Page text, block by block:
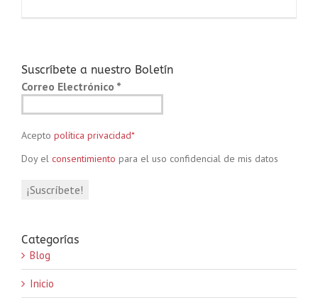
Suscríbete a nuestro Boletín
Correo Electrónico *
Acepto política privacidad*
Doy el consentimiento para el uso confidencial de mis datos
Categorías
Blog
Inicio